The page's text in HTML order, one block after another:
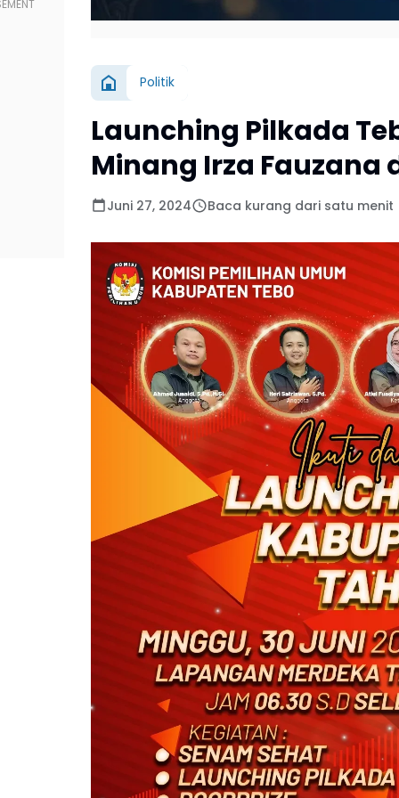
Politik
Launching Pilkada
Minang Irza Fauzana
Juni 27, 2024 Baca kurang dari satu menit